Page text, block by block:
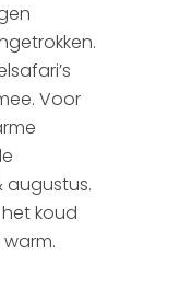
Voor
augustus.
koud